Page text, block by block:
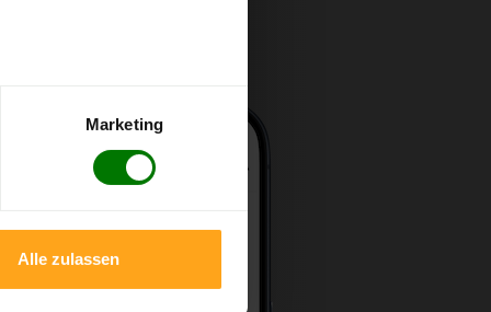
Marketing
Alle zulassen